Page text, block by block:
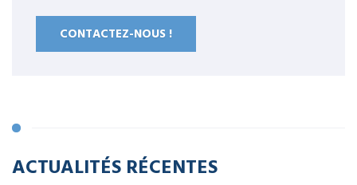
CONTACTEZ-NOUS !
ACTUALITÉS RÉCENTES